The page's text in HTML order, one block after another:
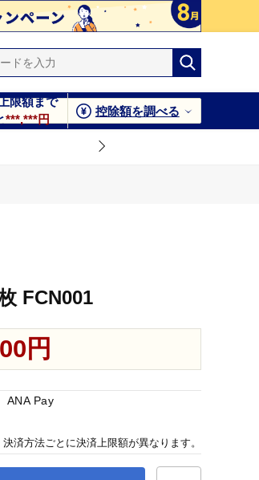
限額まで
***,***円
控除額を調べる
FCN001
円
ANA Pay
決済方法ごとに決済上限額が異なります。